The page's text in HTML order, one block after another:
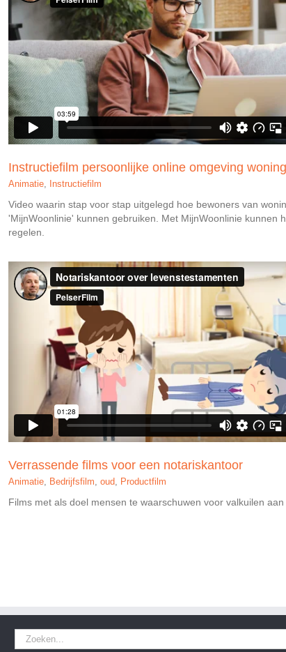
Instructiefilm persoonlijke online omgeving
Animatie Instructiefilm
Video waarin stap voor stap uitgelegd hoe bewoners van
'MijnWoonlinie' kunnen gebruiken. Met MijnWoonlinie kunnen
regelen.
Verrassende films voor een notariskantoor
Animatie Bedrijfsfilm oud Productfilm
Films met als doel mensen te waarschuwen voor valkuilen
Zoeken
naar: